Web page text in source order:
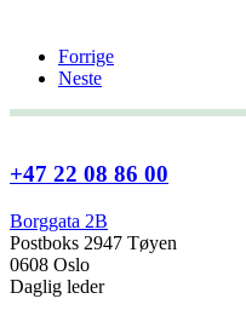
Forrige
Neste
+47 22 08 86 00
Borggata 2B
Postboks 2947 Tøyen
0608 Oslo
Daglig leder